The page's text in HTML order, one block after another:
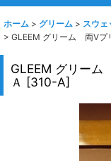
ホーム > グリーム > スウェ
> GLEEM グリーム 両Vプ
GLEEM グリー
Ａ [310-A]